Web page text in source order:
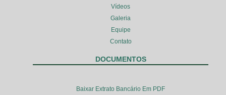
Vídeos
Galeria
Equipe
Contato
DOCUMENTOS
Baixar Extrato Bancário Em PDF